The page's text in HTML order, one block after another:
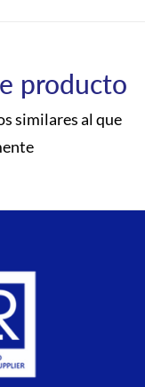
producto
similares al que